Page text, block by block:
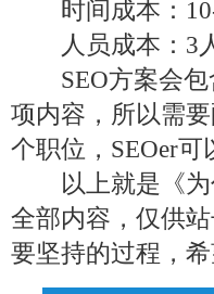
时间成本：
人员成本：3
SEO方案会包
项内容，所以需
个职位，SEOer
以上就是《为
全部内容，仅供
要坚持的过程，希